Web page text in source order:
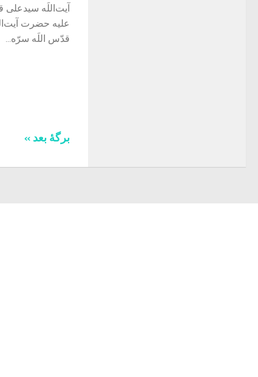
آیت‌اللَه سیدعلی
علیه حضرت
قدّس اللَه سرّه...
برگهٔ بعد »